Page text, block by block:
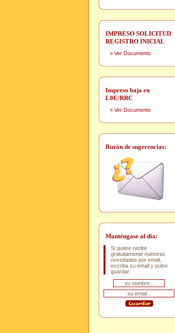
IMPRESO SOLICITUD
REGISTRO INICIAL
» Ver Documento
Impreso baja en
L0E/RRC
» Ver Documento
Buzón de sugerencias:
Manténgase al día:
Si quiere recibir
gratuitamente nuestras
novedades por email,
escriba su email y pulse
guardar: